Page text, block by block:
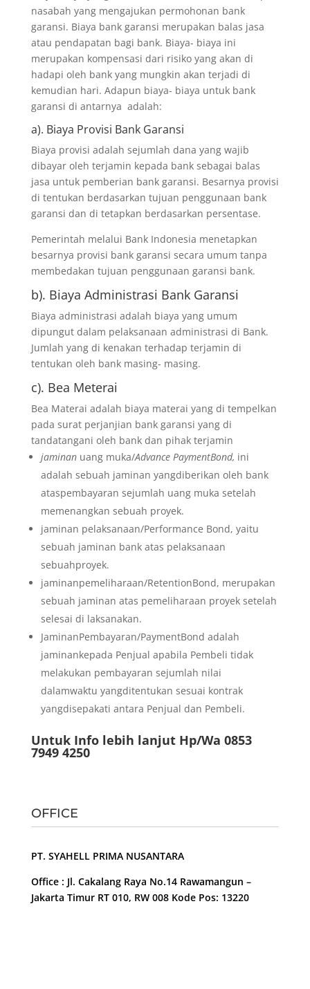
nasabah yang mengajukan permohonan bank
garansi. Biaya bank garansi merupakan balas jasa
atau pendapatan bagi bank. Biaya- biaya ini
merupakan kompensasi dari risiko yang akan di
hadapi oleh bank yang mungkin akan terjadi di
kemudian hari. Adapun biaya- biaya untuk bank
garansi di antarnya adalah:
a). Biaya Provisi Bank Garansi
Biaya provisi adalah sejumlah dana yang wajib
dibayar oleh terjamin kepada bank sebagai balas
jasa untuk pemberian bank garansi. Besarnya provisi
di tentukan berdasarkan tujuan penggunaan bank
garansi dan di tetapkan berdasarkan persentase.
Pemerintah melalui Bank Indonesia menetapkan
besarnya provisi bank garansi secara umum tanpa
membedakan tujuan penggunaan garansi bank.
b). Biaya Administrasi Bank Garansi
Biaya administrasi adalah biaya yang umum
dipungut dalam pelaksanaan administrasi di Bank.
Jumlah yang di kenakan terhadap terjamin di
tentukan oleh bank masing- masing.
c). Bea Meterai
Bea Materai adalah biaya materai yang di tempelkan
pada surat perjanjian bank garansi yang di
tandatangani oleh bank dan pihak terjamin
jaminan uang muka/Advance PaymentBond, ini
adalah sebuah jaminan yangdiberikan oleh bank
ataspembayaran sejumlah uang muka setelah
memenangkan sebuah proyek.
jaminan pelaksanaan/Performance Bond, yaitu
sebuah jaminan bank atas pelaksanaan
sebuahproyek.
jaminanpemeliharaan/RetentionBond, merupakan
sebuah jaminan atas pemeliharaan proyek setelah
selesai di laksanakan.
JaminanPembayaran/PaymentBond adalah
jaminankepada Penjual apabila Pembeli tidak
melakukan pembayaran sejumlah nilai
dalamwaktu yangditentukan sesuai kontrak
yangdisepakati antara Penjual dan Pembeli.
Untuk Info lebih lanjut Hp/Wa 0853
7949 4250
OFFICE
PT. SYAHELL PRIMA NUSANTARA
Office : Jl. Cakalang Raya No.14 Rawamangun –
Jakarta Timur RT 010, RW 008 Kode Pos: 13220